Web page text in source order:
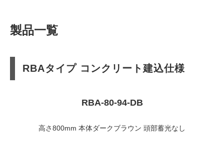
製品一覧
RBAタイプ コンクリート建込仕様
RBA-80-94-DB
高さ800mm 本体ダークブラウン 頭部蓄光なし